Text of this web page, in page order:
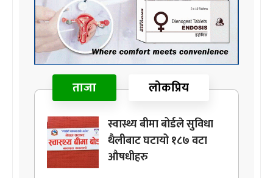
ताजा लोकप्रिय
स्वास्थ्य बीमा बोर्डले सुविधा
थैलीबाट घटायो १८७ वटा
औषधीहरु